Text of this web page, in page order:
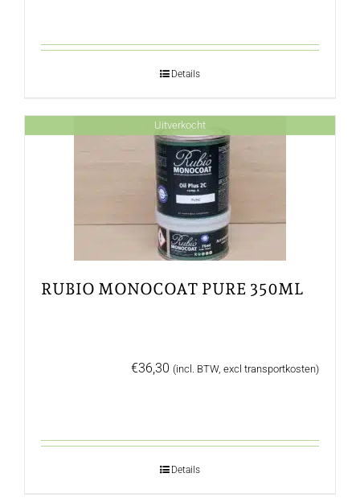
Details
Uitverkocht
RUBIO MONOCOAT PURE 350ML
€36,30 (incl. BTW, excl transportkosten)
Details